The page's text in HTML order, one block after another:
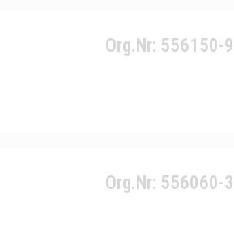
Org.Nr: 556150-
Org.Nr: 556060-